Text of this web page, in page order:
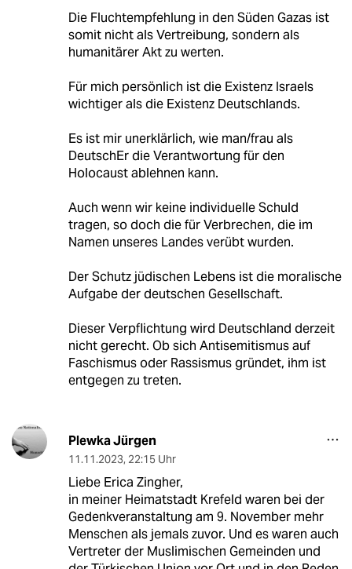
Die Fluchtempfehlung in den Süden Gazas ist
somit nicht als Vertreibung, sondern als
humanitärer Akt zu werten.
Für mich persönlich ist die Existenz Israels
wichtiger als die Existenz Deutschlands.
Es ist mir unerklärlich, wie man/frau als
DeutschEr die Verantwortung für den
Holocaust ablehnen kann.
Auch wenn wir keine individuelle Schuld
tragen, so doch die für Verbrechen, die im
Namen unseres Landes verübt wurden.
Der Schutz jüdischen Lebens ist die moralische
Aufgabe der deutschen Gesellschaft.
Dieser Verpflichtung wird Deutschland derzeit
nicht gerecht. Ob sich Antisemitismus auf
Faschismus oder Rassismus gründet, ihm ist
entgegen zu treten.
Plewka Jürgen
11.11.2023, 22:15 Uhr
Liebe Erica Zingher,
in meiner Heimatstadt Krefeld waren bei der
Gedenkveranstaltung am 9. November mehr
Menschen als jemals zuvor. Und es waren auch
Vertreter der Muslimischen Gemeinden und